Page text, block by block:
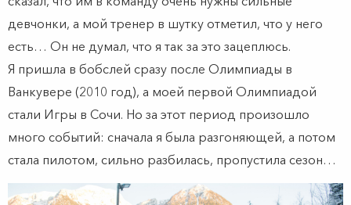
девчонки, а мой тренер в шутку отметил, что у него
есть… Он не думал, что я так за это зацеплюсь.
Я пришла в бобслей сразу после Олимпиады в
Ванкувере (2010 год), а моей первой Олимпиадой
стали Игры в Сочи. Но за этот период произошло
много событий: сначала я была разгоняющей, а потом
стала пилотом, сильно разбилась, пропустила сезон…